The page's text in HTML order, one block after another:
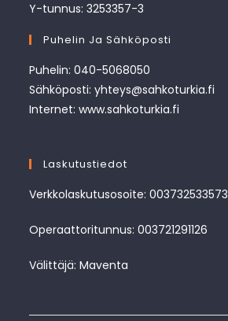
Y-tunnus: 3253357-3
Puhelin Ja Sähköposti
Puhelin: 040-5068050
Sähköposti: yhteys@sahkoturkia.fi
Internet: www.sahkoturkia.fi
Laskutustiedot
Verkkolaskutusosoite: 003732533573
Operaattoritunnus: 003721291126
Välittäjä: Maventa